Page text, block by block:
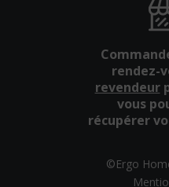
rendez-
revendeur
vous
récupérer
©Ergo